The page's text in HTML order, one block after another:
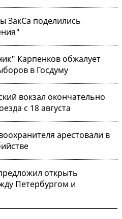
ЗакСа поделились
Карпенков обжалует
в Госдуму
вокзал окончательно
с 18 августа
арестовали в
открыть
Петербургом и